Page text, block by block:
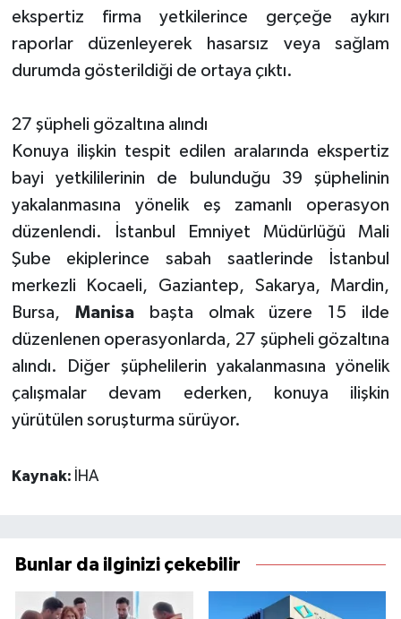
ekspertiz firma yetkilerince gerçeğe aykırı
raporlar düzenleyerek hasarsız veya sağlam
durumda gösterildiği de ortaya çıktı.
27 şüpheli gözaltına alındı
Konuya ilişkin tespit edilen aralarında ekspertiz
bayi yetkililerinin de bulunduğu 39 şüphelinin
yakalanmasına yönelik eş zamanlı operasyon
düzenlendi. İstanbul Emniyet Müdürlüğü Mali
Şube ekiplerince sabah saatlerinde İstanbul
merkezli Kocaeli, Gaziantep, Sakarya, Mardin,
Bursa, Manisabaşta olmak üzere 15 ilde
düzenlenen operasyonlarda, 27 şüpheli gözaltına
alındı. Diğer şüphelilerin yakalanmasına yönelik
çalışmalar devam ederken, konuya ilişkin
yürütülen soruşturma sürüyor.
Kaynak: İHA
Bunlar da ilginizi çekebilir